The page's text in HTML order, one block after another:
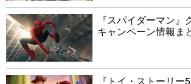
『スパイダーマン』
キャンペーン情報ま
『トイ・ストーリー